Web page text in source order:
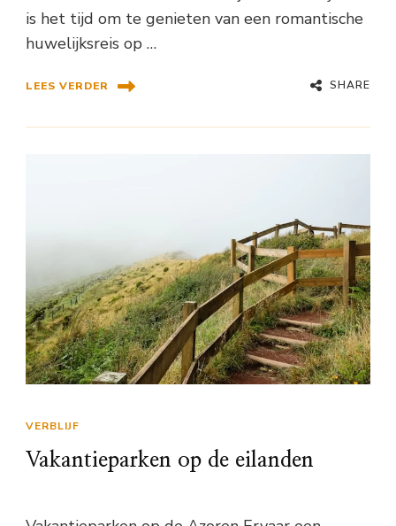
is het tijd om te genieten van een romantische
huwelijksreis op …
LEES VERDER SHARE
VERBLIJF
Vakantieparken op de eilanden